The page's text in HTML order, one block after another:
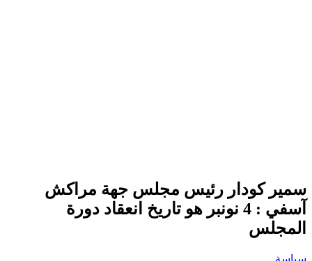
سمير كودار رئيس مجلس جهة مراكش
آسفي : 4 نونبر هو تاريخ انعقاد دورة
المجلس
سياسة